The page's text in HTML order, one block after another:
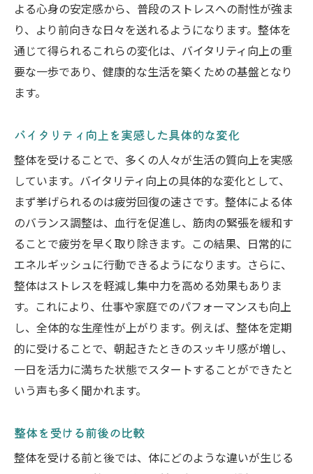
よる心身の安定感から、普段のストレスへの耐性が強ま
り、より前向きな日々を送れるようになります。整体を
通じて得られるこれらの変化は、バイタリティ向上の重
要な一歩であり、健康的な生活を築くための基盤となり
ます。
バイタリティ向上を実感した具体的な変化
整体を受けることで、多くの人々が生活の質向上を実感
しています。バイタリティ向上の具体的な変化として、
まず挙げられるのは疲労回復の速さです。整体による体
のバランス調整は、血行を促進し、筋肉の緊張を緩和す
ることで疲労を早く取り除きます。この結果、日常的に
エネルギッシュに行動できるようになります。さらに、
整体はストレスを軽減し集中力を高める効果もありま
す。これにより、仕事や家庭でのパフォーマンスも向上
し、全体的な生産性が上がります。例えば、整体を定期
的に受けることで、朝起きたときのスッキリ感が増し、
一日を活力に満ちた状態でスタートすることができたと
いう声も多く聞かれます。
整体を受ける前後の比較
整体を受ける前と後では、体にどのような違いが生じる